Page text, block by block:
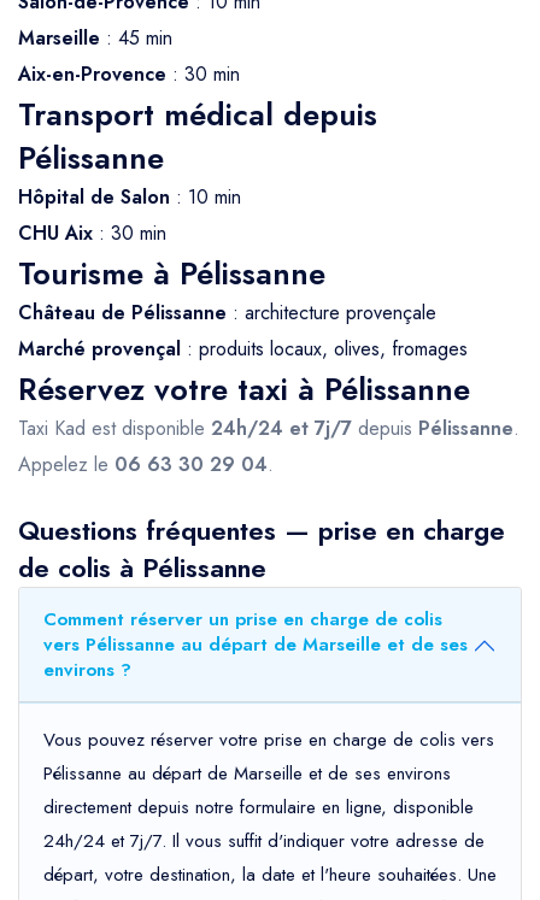
Marseille : 45 min
Aix-en-Provence : 30 min
Transport médical depuis
Pélissanne
Hôpital de Salon : 10 min
CHU Aix : 30 min
Tourisme à Pélissanne
Château de Pélissanne : architecture provençale
Marché provençal : produits locaux, olives, fromages
Réservez votre taxi à Pélissanne
Taxi Kad est disponible 24h/24 et 7j/7 depuis Pélissanne.
Appelez le 06 63 30 29 04.
Questions fréquentes — prise en charge
de colis à Pélissanne
Comment réserver un prise en charge de colis
vers Pélissanne au départ de Marseille et de ses
environs ?
Vous pouvez réserver votre prise en charge de colis vers
Pélissanne au départ de Marseille et de ses environs
directement depuis notre formulaire en ligne, disponible
24h/24 et 7j/7. Il vous suffit d'indiquer votre adresse de
départ, votre destination, la date et l'heure souhaitées. Une